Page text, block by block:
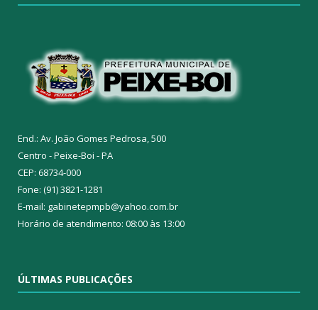
End.: Av. João Gomes Pedrosa, 500
Centro - Peixe-Boi - PA
CEP: 68734-000
Fone: (91) 3821-1281
E-mail: gabinetepmpb@yahoo.com.br
Horário de atendimento: 08:00 às 13:00
ÚLTIMAS PUBLICAÇÕES